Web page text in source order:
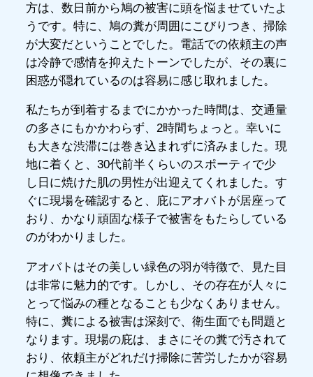
方は、数日前から鳩の被害に頭を悩ませていたよ
うです。特に、鳩の糞が周囲にこびりつき、掃除
が大変だということでした。電話での依頼主の声
は冷静で感情を抑えたトーンでしたが、その裏に
困惑が隠れているのは容易に感じ取れました。
私たちが到着するまでにかかった時間は、交通量
の多さにもかかわらず、2時間ちょっと。幸いに
も大きな渋滞には巻き込まれずに済みました。現
地に着くと、30代前半くらいのスポーティで少
し日に焼けた肌の男性が出迎えてくれました。す
ぐに現場を確認すると、庇にアオバトが居座って
おり、かなり頑固な様子で被害をもたらしている
のがわかりました。
アオバトはその美しい緑色の羽が特徴で、見た目
は非常に魅力的です。しかし、その存在が人々に
とって悩みの種となることも少なくありません。
特に、糞による被害は深刻で、衛生面でも問題と
なります。現場の庇は、まさにその糞で汚されて
おり、依頼主がどれだけ掃除に苦労したかが容易